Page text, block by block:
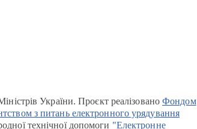
України. Проєкт реалізованоФондом
з питань електронного урядування
технічної допомоги "Електронне